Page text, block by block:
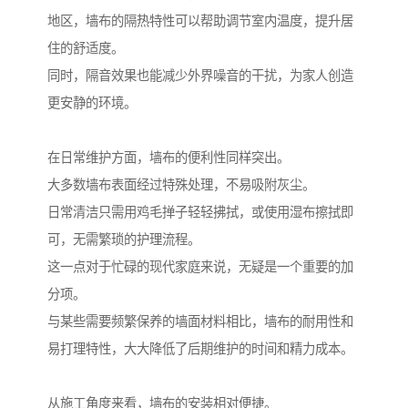
地区，墙布的隔热特性可以帮助调节室内温度，提升居
住的舒适度。
同时，隔音效果也能减少外界噪音的干扰，为家人创造
更安静的环境。
在日常维护方面，墙布的便利性同样突出。
大多数墙布表面经过特殊处理，不易吸附灰尘。
日常清洁只需用鸡毛掸子轻轻拂拭，或使用湿布擦拭即
可，无需繁琐的护理流程。
这一点对于忙碌的现代家庭来说，无疑是一个重要的加
分项。
与某些需要频繁保养的墙面材料相比，墙布的耐用性和
易打理特性，大大降低了后期维护的时间和精力成本。
从施工角度来看，墙布的安装相对便捷。